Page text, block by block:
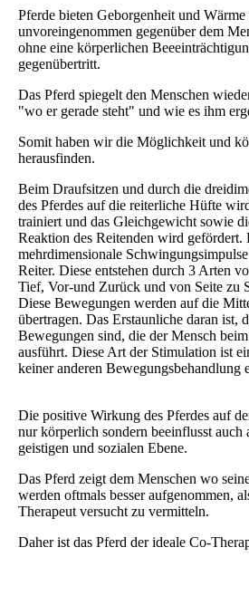
Pferde bieten Geborgenheit und
unvoreingenommen gegenüber dem
ohne eine körperlichen
gegenübertritt.
Das Pferd spiegelt den Menschen
"wo er gerade steht" und wie es ihm
Somit haben wir die Möglichkeit und
herausfinden.
Beim Draufsitzen und durch die
des Pferdes auf die reiterliche Hüfte
trainiert und das Gleichgewicht sowie
Reaktion des Reitenden wird gefördert.
mehrdimensionale
Reiter. Diese entstehen durch 3 Arten
Tief, Vor-und Zurück und von Seite zu
Diese Bewegungen werden auf die
übertragen. Das Erstaunliche daran ist,
Bewegungen sind, die der Mensch
ausführt. Diese Art der Stimulation ist
keiner anderen Bewegungsbehandlung
Die positive Wirkung des Pferdes auf
nur körperlich sondern beeinflusst auch
geistigen und sozialen Ebene.
Das Pferd zeigt dem Menschen wo
werden oftmals besser aufgenommen,
Therapeut versucht zu vermitteln.
Daher ist das Pferd der ideale Co-